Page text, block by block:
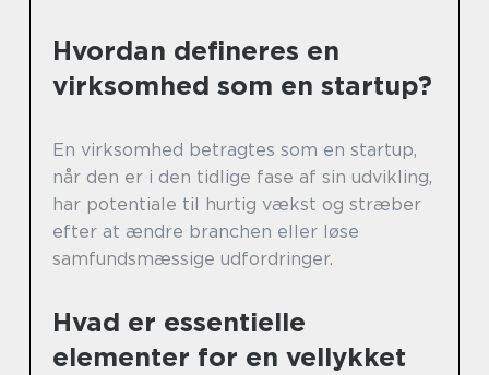
Hvordan defineres en
virksomhed som en startup?
En virksomhed betragtes som en startup,
når den er i den tidlige fase af sin udvikling,
har potentiale til hurtig vækst og stræber
efter at ændre branchen eller løse
samfundsmæssige udfordringer.
Hvad er essentielle
elementer for en vellykket